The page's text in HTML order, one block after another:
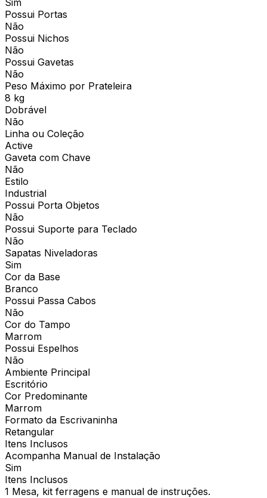
Possui Portas
Não
Possui Nichos
Não
Possui Gavetas
Não
Peso Máximo por Prateleira
8 kg
Dobrável
Não
Linha ou Coleção
Active
Gaveta com Chave
Não
Estilo
Industrial
Possui Porta Objetos
Não
Possui Suporte para Teclado
Não
Sapatas Niveladoras
Sim
Cor da Base
Branco
Possui Passa Cabos
Não
Cor do Tampo
Marrom
Possui Espelhos
Não
Ambiente Principal
Escritório
Cor Predominante
Marrom
Formato da Escrivaninha
Retangular
Itens Inclusos
Acompanha Manual de Instalação
Sim
Itens Inclusos
1 Mesa, kit ferragens e manual de instruções.